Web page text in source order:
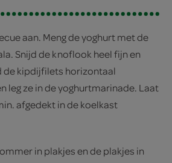
aan. Meng de yoghurt met de
Snijd de knoflook heel fijn en
de kipdijfilets horizontaal
leg ze in de yoghurtmarinade. Laat
afgedekt in de koelkast
in plakjes en de plakjes in